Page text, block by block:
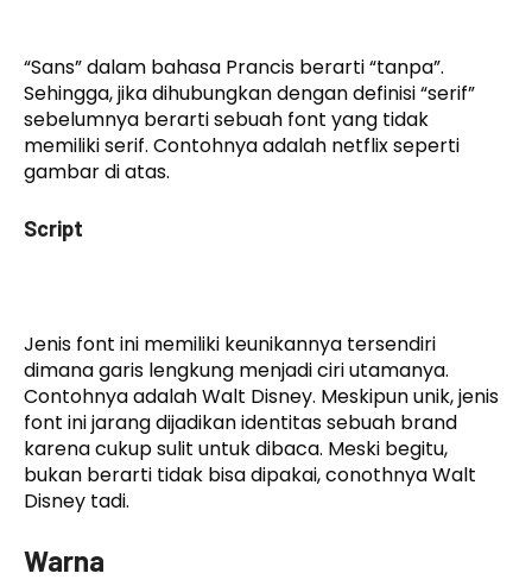
“Sans” dalam bahasa Prancis berarti “tanpa”.
Sehingga, jika dihubungkan dengan definisi “serif”
sebelumnya berarti sebuah font yang tidak
memiliki serif. Contohnya adalah netflix seperti
gambar di atas.
Script
Jenis font ini memiliki keunikannya tersendiri
dimana garis lengkung menjadi ciri utamanya.
Contohnya adalah Walt Disney. Meskipun unik, jenis
font ini jarang dijadikan identitas sebuah brand
karena cukup sulit untuk dibaca. Meski begitu,
bukan berarti tidak bisa dipakai, conothnya Walt
Disney tadi.
Warna